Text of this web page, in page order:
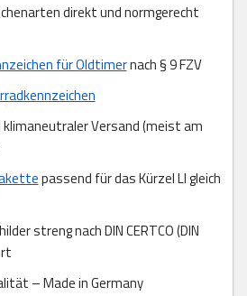
direkt und normgerecht
für Oldtimernach § 9 FZV
Versand (meist am
passend für das Kürzel LI gleich
streng nach DIN CERTCO (DIN
– Made in Germany